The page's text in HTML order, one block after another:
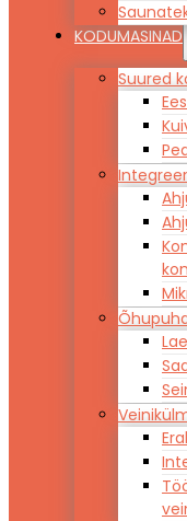
KODUMASINAD
Suured